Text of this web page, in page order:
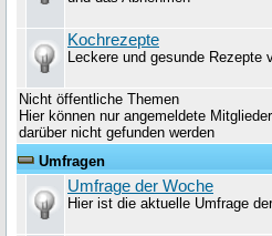
Kochrezepte
Leckere und gesunde
Nicht öffentliche Themen
Hier können nur angemeldete
darüber nicht gefunden werden
Umfragen
Umfrage der Woche
Hier ist die aktuelle Umfrage